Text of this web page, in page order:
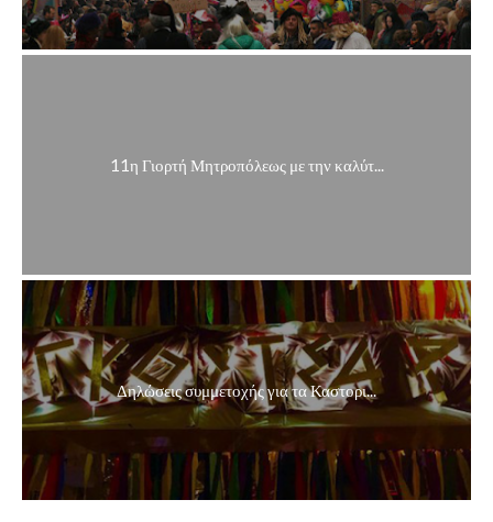
11η Γιορτή Μητροπόλεως με την καλύτ...
Δηλώσεις συμμετοχής για τα Καστορι...